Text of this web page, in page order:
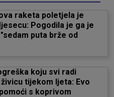
raketa poletjela je
Pogodila je ga je
puta brže od
koju svi radi
tijekom ljeta: Evo
s koprivom